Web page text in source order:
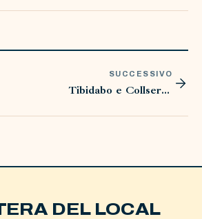
SUCCESSIVO
Tibidabo e Collserola
DEL LOCAL